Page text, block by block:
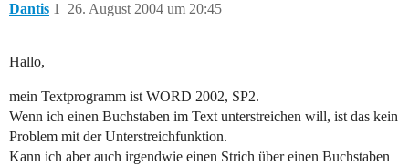
Dantis 26. August 2004 um 20:45
1
Hallo,
mein Textprogramm ist WORD 2002, SP2.
Wenn ich einen Buchstaben im Text unterstreichen will, ist das kein
Problem mit der Unterstreichfunktion.
Kann ich aber auch irgendwie einen Strich über einen Buchstaben